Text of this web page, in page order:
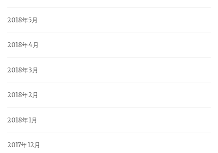
2018年5月
2018年4月
2018年3月
2018年2月
2018年1月
2017年12月